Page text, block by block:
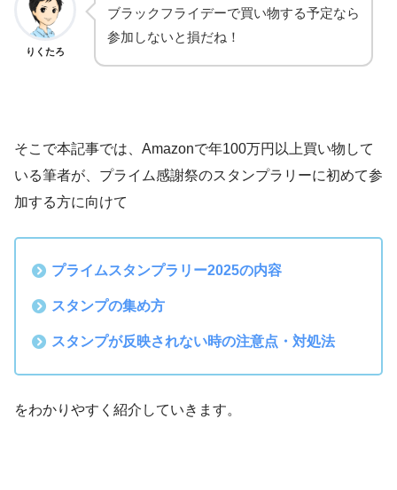
りくたろ
ブラックフライデーで買い物する予定なら
参加しないと損だね！
そこで本記事では、Amazonで年100万円以上買い物して
いる筆者が、プライム感謝祭のスタンプラリーに初めて参
加する方に向けて
プライムスタンプラリー2025の内容
スタンプの集め方
スタンプが反映されない時の注意点・対処法
をわかりやすく紹介していきます。